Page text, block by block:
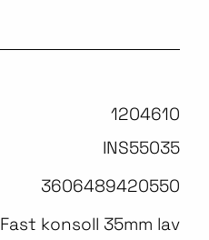
1204610
INS55035
3606489420550
Fast konsoll 35mm lav